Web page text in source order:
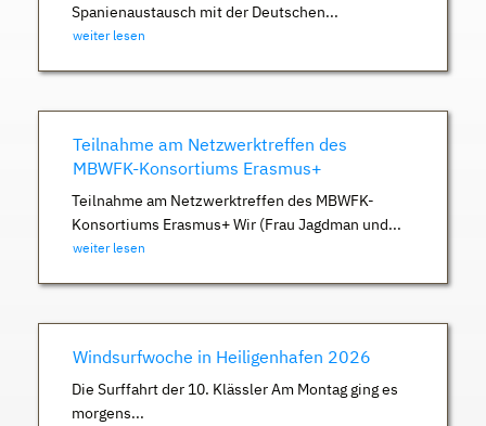
Spanienaustausch mit der Deutschen...
weiter lesen
Teilnahme am Netzwerktreffen des
MBWFK-Konsortiums Erasmus+
Teilnahme am Netzwerktreffen des MBWFK-
Konsortiums Erasmus+ Wir (Frau Jagdman und...
weiter lesen
Windsurfwoche in Heiligenhafen 2026
Die Surffahrt der 10. Klässler Am Montag ging es
morgens...